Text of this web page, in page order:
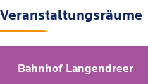
Veranstaltungsräume
Bahnhof Langendreer